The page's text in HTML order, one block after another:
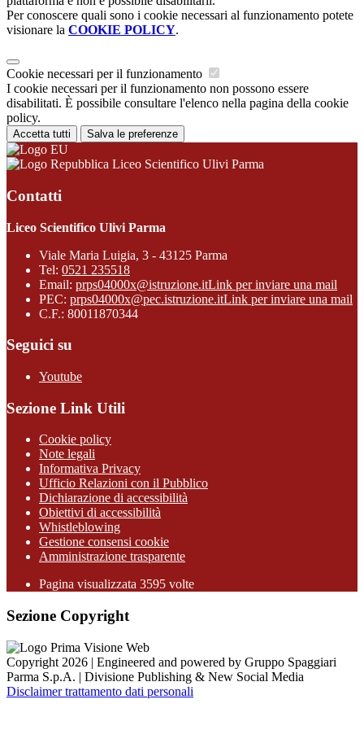
Per conoscere quali sono i cookie necessari al funzionamento potete
visionare la COOKIE POLICY.
Cookie necessari per il funzionamento
I cookie necessari per il funzionamento non possono essere
disabilitati. È possibile consultare l'elenco nella pagina della cookie
policy.
Accetta tutti Salva le preferenze
Liceo Scientifico Ulivi Parma
Contatti
Liceo Scientifico Ulivi Parma
Viale Maria Luigia, 3 - 43125 Parma
Tel: 0521 235518
Email: prps04000x@istruzione.itLink per inviare una mail
PEC: prps04000x@pec.istruzione.itLink per inviare una mail
C.F.: 80011870344
Seguici su
Youtube
Sezione Link Utili
Cookie policy
Note legali
Informativa Privacy
Ufficio Relazioni con il Pubblico
Dichiarazione di accessibilità
Obiettivi di accessibilità
Whistleblowing
Gestione consensi cookie
Amministrazione trasparente
Pagina visualizzata 3595 volte
Sezione Copyright
Copyright 2026 | Engineered and powered by Gruppo Spaggiari
Parma S.p.A. | Divisione Publishing & New Social Media
Disclaimer trattamento dati personali